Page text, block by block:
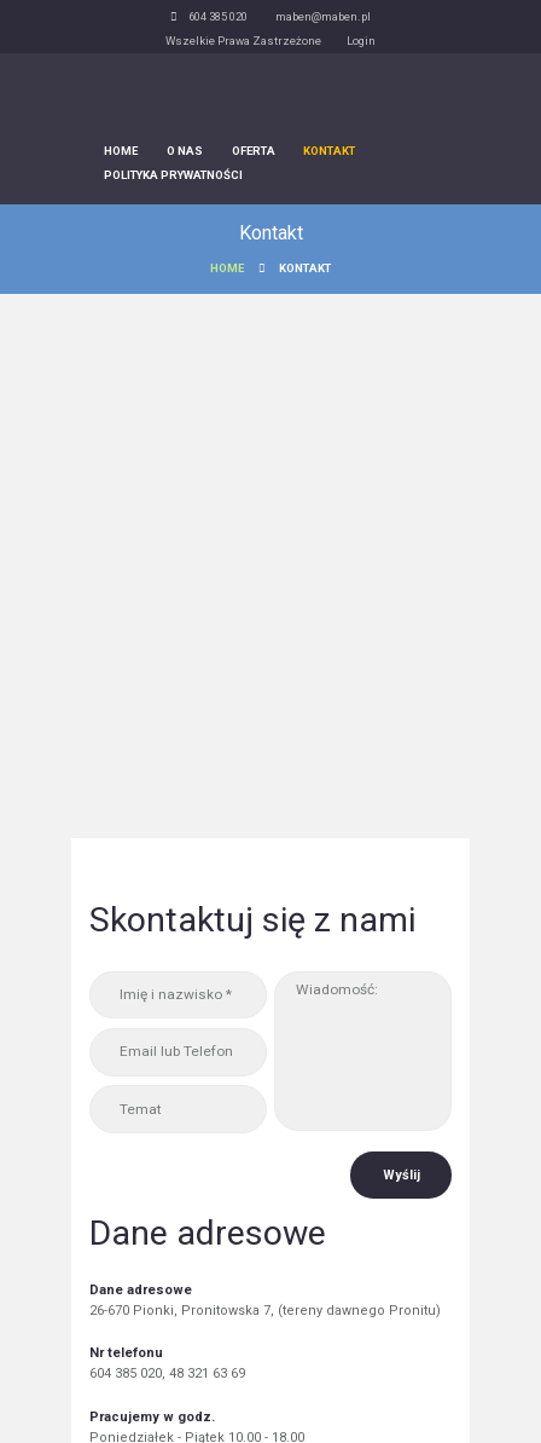
604 385 020
maben@maben.pl
Wszelkie Prawa Zastrzeżone
Login
HOME O NAS OFERTA
KONTAKT
POLITYKA PRYWATNOŚCI
Kontakt
HOME KONTAKT
Skontaktuj się z nami
Wyślij
Dane adresowe
Dane adresowe
26-670 Pionki, Pronitowska 7, (tereny dawnego Pronitu)
Nr telefonu
604 385 020, 48 321 63 69
Pracujemy w godz.
Poniedziałek - Piątek 10.00 - 18.00
dowiedz się więcej. Ok, rozumiem